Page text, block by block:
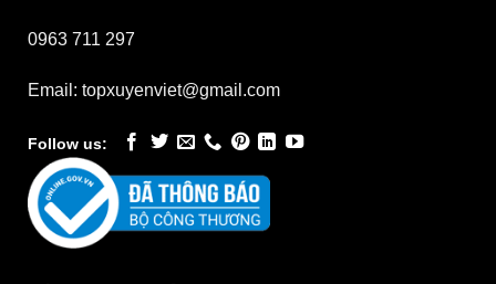
0963 711 297
Email: topxuyenviet@gmail.com
Follow us: